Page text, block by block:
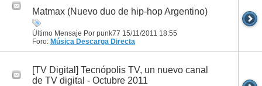
Matmax (Nuevo duo de hip-hop Argentino)
Último Mensaje Por punk77 15/11/2011 18:55
Foro: Música Descarga Directa
[TV Digital] Tecnópolis TV, un nuevo canal
de TV digital - Octubre 2011